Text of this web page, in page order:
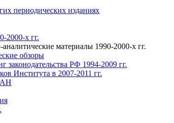
периодических изданиях
2000-х гг.
материалы 1990-2000-х гг.
обзоры
законодательства РФ 1994-2009 гг.
Института в 2007-2011 гг.